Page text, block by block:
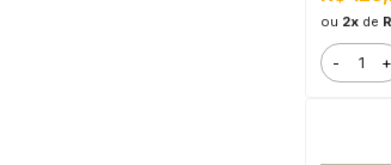
ou 2x de
- +